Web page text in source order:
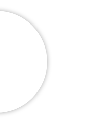
Ke MS.Excel
Dalam Satu Jaringan